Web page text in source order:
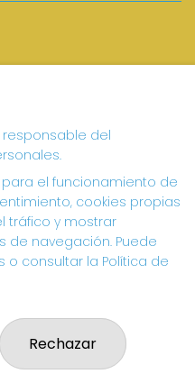
VILLANUEVA DE LOS
el responsable del
el funcionamiento de
cookies propias
tráfico y mostrar
de navegación. Puede
o consultar la Política de
Rechazar